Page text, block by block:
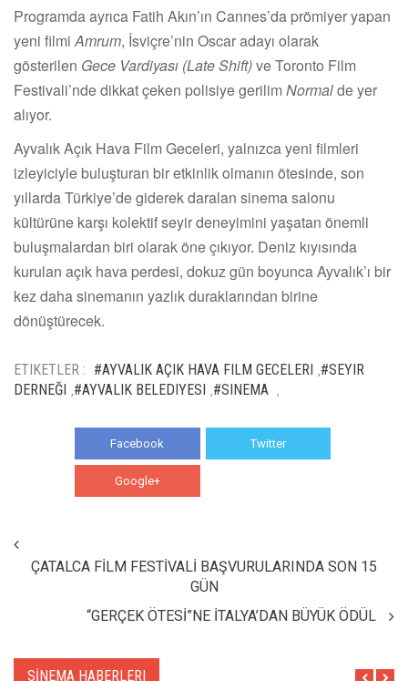
Programda ayrıca Fatih Akın’ın Cannes’da prömiyer yapan
yeni filmiAmrum, İsviçre’nin Oscar adayı olarak
gösterilen Gece Vardiyası (Late Shift)ve Toronto Film
Festivali’nde dikkat çeken polisiye gerilimNormalde yer
alıyor.
Ayvalık Açık Hava Film Geceleri, yalnızca yeni filmleri
izleyiciyle buluşturan bir etkinlik olmanın ötesinde, son
yıllarda Türkiye’de giderek daralan sinema salonu
kültürüne karşı kolektif seyir deneyimini yaşatan önemli
buluşmalardan biri olarak öne çıkıyor. Deniz kıyısında
kurulan açık hava perdesi, dokuz gün boyunca Ayvalık’ı bir
kez daha sinemanın yazlık duraklarından birine
dönüştürecek.
ETIKETLER : #AYVALIK AÇIK HAVA FILM GECELERI #SEYIR
DERNEĞI #AYVALIK BELEDIYESI #SINEMA
Facebook Twitter
Google+
ÇATALCA FİLM FESTİVALİ BAŞVURULARINDA SON 15
GÜN
“GERÇEK ÖTESİ”NE İTALYA’DAN BÜYÜK ÖDÜL
SİNEMA HABERLERI